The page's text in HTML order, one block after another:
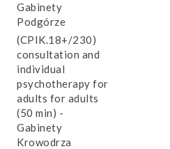
Gabinety
Podgórze
(CPIK.18+/230)
consultation and
individual
psychotherapy for
adults for adults
(50 min) -
Gabinety
Krowodrza